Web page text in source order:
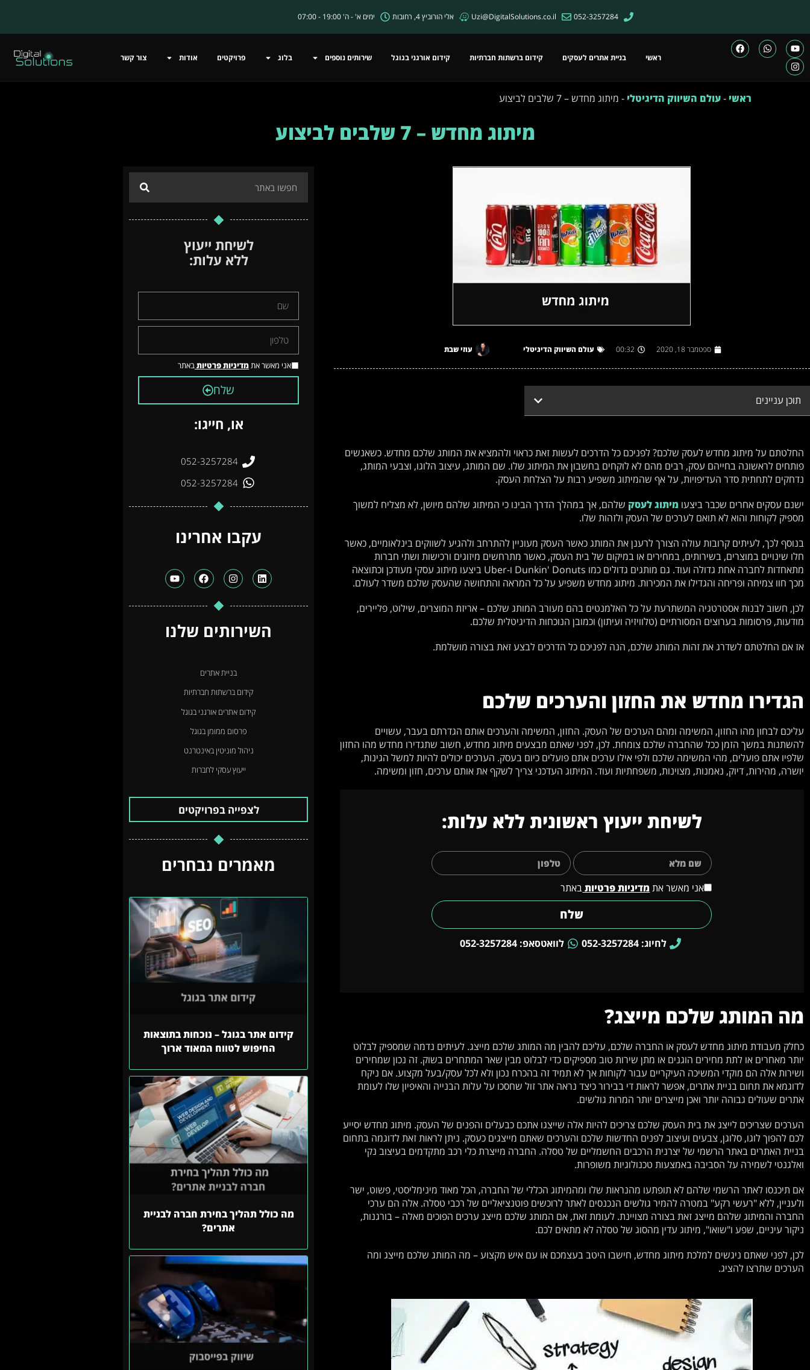
052-3257284
Uzi@DigitalSolutions.co.il אלי הורוביץ 4, רחובות ימים א' - ה' 19:00 - 07:00
ראשי בניית אתרים לעסקים קידום ברשתות חברתיות קידום אורגני בגוגל שירותים נוספים בלוג פרויקטים אודות צור קשר
ראשי -עולם השיווק הדיגיטלי - מיתוג מחדש – 7 שלבים לביצוע
מיתוג מחדש – 7 שלבים לביצוע
ספטמבר 18, 2020 00:32 עולם השיווק הדיגיטלי עוזי שבת
תוכן עניינים
החלטתם על מיתוג מחדש לעסק שלכם? לפניכם כל הדרכים לעשות זאת כראוי ולהמציא את המותג שלכם מחדש. כשאנשים
פותחים לראשונה בחייהם עסק, רבים מהם לא לוקחים בחשבון את המיתוג שלו. שם המותג, עיצוב הלוגו, וצבעי המותג,
נדחקים לתחתית סדר העדיפויות, על אף שהמיתוג משפיע רבות על הצלחת העסק.
ישנם עסקים אחרים שכבר ביצעו מיתוג לעסק שלהם, אך במהלך הדרך הבינו כי המיתוג שלהם מיושן, לא מצליח למשוך
מספיק לקוחות והוא לא תואם לערכים של העסק ולזהות שלו.
בנוסף לכך, לעיתים קרובות עולה הצורך לרענן את המותג כאשר העסק מעוניין להתרחב ולהגיע לשווקים בינלאומיים, כאשר
חלו שינויים במוצרים, בשירותים, במחירים או במיקום של בית העסק, כאשר מתרחשים מיזוגים ורכישות ושתי חברות
מתאחדות לחברה אחת גדולה ועוד. גם מותגים גדולים כמו Dunkin' Donuts ו-Uber ביצעו מיתוג עסקי מעודכן וכתוצאה
מכך חוו צמיחה ופריחה והגדילו את המכירות. מיתוג מחדש משפיע על כל המראה והתחושה שהעסק שלכם משדר לעולם.
לכן, חשוב לבנות אסטרטגיה המשתרעת על כל האלמנטים בהם מעורב המותג שלכם – אריזת המוצרים, שילוט, פליירים,
מודעות, פרסומות בערוצים המסורתיים (טלוויזיה ועיתון) וכמובן הנוכחות הדיגיטלית שלכם.
אז אם החלטתם לשדרג את זהות המותג שלכם, הנה לפניכם כל הדרכים לבצע זאת בצורה מושלמת.
הגדירו מחדש את החזון והערכים שלכם
עליכם לבחון מהו החזון, המשימה ומהם הערכים של העסק. החזון, המשימה והערכים אותם הגדרתם בעבר, עשויים
להשתנות במשך הזמן ככל שהחברה שלכם צומחת. לכן, לפני שאתם מבצעים מיתוג מחדש, חשוב שתגדירו מחדש מהו החזון
שלפיו אתם פועלים, מהי המשימה שלכם ולפי אילו ערכים אתם פועלים כיום בעסק. הערכים יכולים להיות למשל הגינות,
יושרה, מהירות, דיוק, נאמנות, מצוינות, משפחתיות ועוד. המיתוג העדכני צריך לשקף את אותם ערכים, חזון ומשימה.
לשיחת ייעוץ ראשונית ללא עלות:
אני מאשר אתמדיניות פרטיותבאתר
שלח
לחיוג: 052-3257284 לוואטסאפ: 052-3257284
מה המותג שלכם מייצג?
כחלק מעבודת מיתוג מחדש לעסק או החברה שלכם, עליכם להבין מה המותג שלכם מייצג. לעיתים נדמה שמספיק לבלוט
יותר מאחרים או לתת מחירים הוגנים או מתן שירות טוב מספיקים כדי לבלוט מבין שאר המתחרים בשוק. זה נכון שמחירים
ושירות אלה הם מוקדי המשיכה העיקריים עבור לקוחות אך לא תמיד זה בהכרח נכון ולא לכל עסק/בעל מקצוע. אם ניקח
לדוגמא את תחום בניית אתרים, אפשר לראות די בבירור כיצד נראה אתר זול שחסכו על עלות הבנייה והאיפיון שלו לעומת
אתרים שעולים גבוהה יותר ואכן מייצרים יותר המרות גולשים.
הערכים שצריכים לייצג את בית העסק שלכם צריכים להיות אלה שייצגו אתכם כבעלים והפנים של העסק. מיתוג מחדש יסייע
לכם להפוך לוגו, סלוגן, צבעים ועיצוב לפנים החדשות שלכם והערכים שאתם מייצגים כעסק. ניתן לראות זאת לדוגמה בתחום
בניית האתרים באתר הרשמי של יצרנית הרכבים החשמליים של טסלה. החברה מייצרת כלי רכב מתקדמים בעיצוב נקי
ואלגנטי לשמירה על הסביבה באמצעות טכנולוגיות משופרות.
אם תיכנסו לאתר הרשמי שלהם לא תופתעו מהנראות שלו ומהמיתוג הכללי של החברה, הכל מאוד מינימליסטי, פשוט, ישר
ולעניין, ללא "רעשי רקע" במטרה להמיר גולשים הנכנסים לאתר לרוכשים פוטנציאליים של רכבי טסלה. אלה הם ערכי
החברה והמיתוג שלהם מייצג זאת בצורה מצויינת. לעומת זאת, אם המותג שלכם מייצג ערכים הפוכים מאלה – בורגנות,
ניקור עיניים, שפע ו"שואו", מיתוג עדין מהסוג של טסלה לא מתאים לכם.
לכן, לפני שאתם ניגשים למלכת מיתוג מחדש, חישבו היטב בעצמכם או עם איש מקצוע – מה המותג שלכם מייצג ומה
הערכים שתרצו להציג.
לשיחת ייעוץ
ללא עלות:
אני מאשר אתמדיניות פרטיותבאתר
שלח
או, חייגו:
052-3257284
052-3257284
עקבו אחרינו
השירותים שלנו
בניית אתרים
קידום ברשתות חברתיות
קידום אתרים אורגני בגוגל
פרסום ממומן בגוגל
ניהול מוניטין באינטרנט
ייעוץ עסקי לחברות
לצפייה בפרויקטים
מאמרים נבחרים
קידום אתר בגוגל – נוכחות בתוצאות
החיפוש לטווח המאוד ארוך
מה כולל תהליך בחירת חברה לבניית
אתרים?